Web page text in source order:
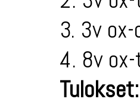
3. 3v ox-
4. 8v